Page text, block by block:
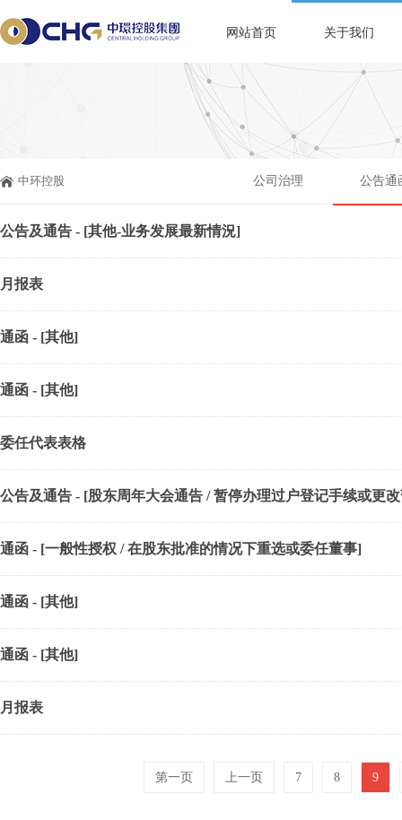
网站首页 关于我们
中环控股 公司治理 公告通
公告及通告 - [其他-业务发展最新情況]
月报表
通函 - [其他]
通函 - [其他]
委任代表表格
公告及通告 - [股东周年大会通告 / 暂停办理过户登记手续或更
通函 - [一般性授权 / 在股东批准的情况下重选或委任董事]
通函 - [其他]
通函 - [其他]
月报表
第一页 上一页 7 8 9